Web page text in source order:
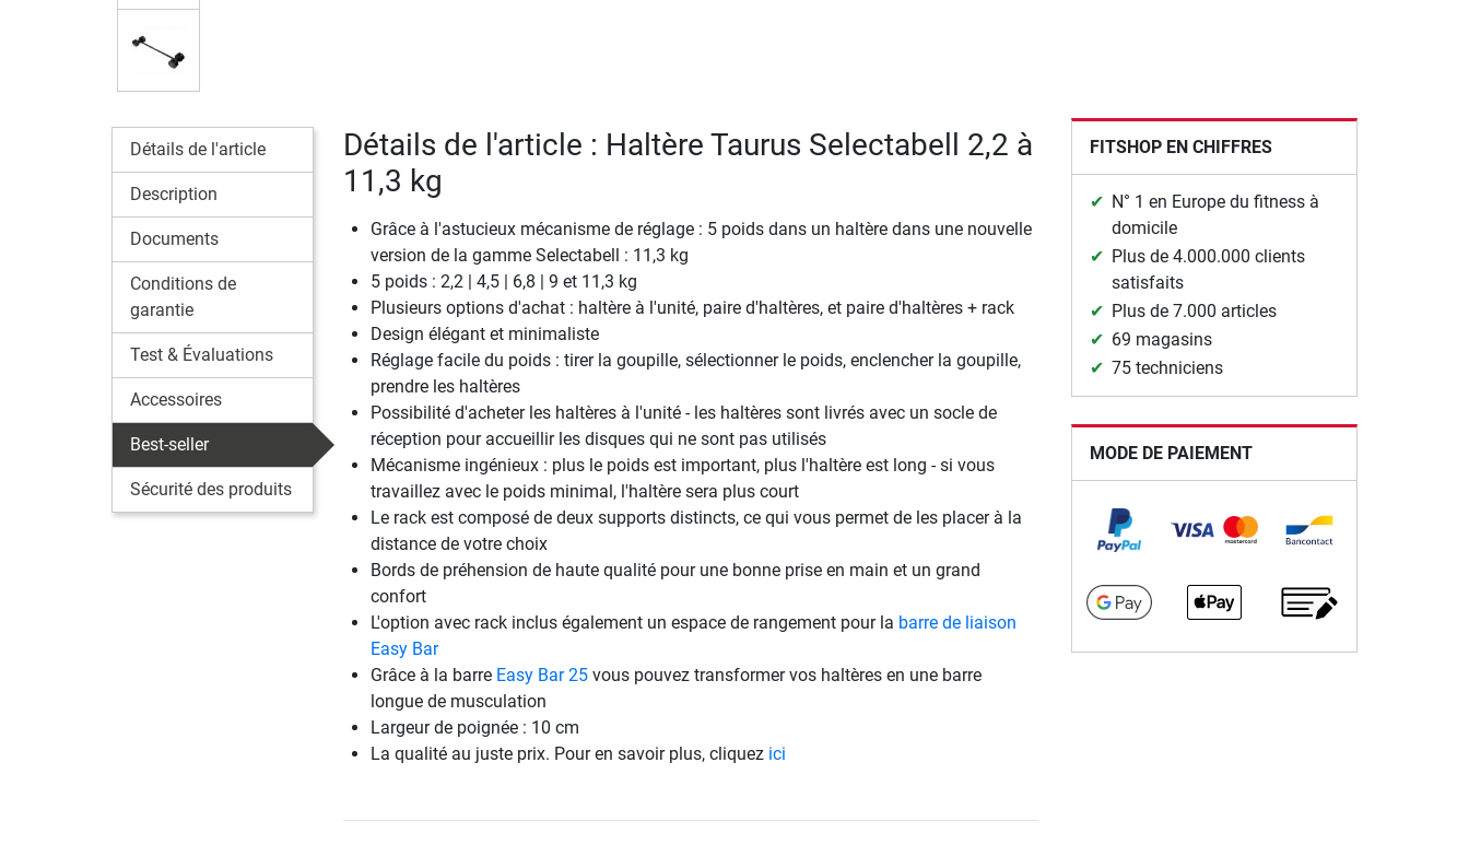
Détails de l'article
Description
Documents
Conditions de
garantie
Test & Évaluations
Accessoires
Best-seller
Sécurité des produits
Détails de l'article : Haltère Taurus Selectabell 2,2 à
11,3 kg
Grâce à l'astucieux mécanisme de réglage : 5 poids dans un haltère dans une nouvelle
version de la gamme Selectabell : 11,3 kg
5 poids : 2,2 | 4,5 | 6,8 | 9 et 11,3 kg
Plusieurs options d'achat : haltère à l'unité, paire d'haltères, et paire d'haltères + rack
Design élégant et minimaliste
Réglage facile du poids : tirer la goupille, sélectionner le poids, enclencher la goupille,
prendre les haltères
Possibilité d'acheter les haltères à l'unité - les haltères sont livrés avec un socle de
réception pour accueillir les disques qui ne sont pas utilisés
Mécanisme ingénieux : plus le poids est important, plus l'haltère est long - si vous
travaillez avec le poids minimal, l'haltère sera plus court
Le rack est composé de deux supports distincts, ce qui vous permet de les placer à la
distance de votre choix
Bords de préhension de haute qualité pour une bonne prise en main et un grand
confort
L'option avec rack inclus également un espace de rangement pour la barre de liaison
Easy Bar
Grâce à la barre Easy Bar 25vous pouvez transformer vos haltères en une barre
longue de musculation
Largeur de poignée : 10 cm
La qualité au juste prix. Pour en savoir plus, cliquez ici
FITSHOP EN CHIFFRES
N° 1 en Europe du fitness à
domicile
Plus de 4.000.000 clients
satisfaits
Plus de 7.000 articles
69 magasins
75 techniciens
MODE DE PAIEMENT